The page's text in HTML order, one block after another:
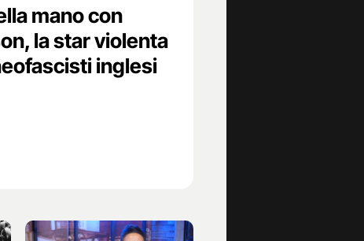
mano con
la star violenta
inglesi